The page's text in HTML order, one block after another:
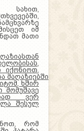
იმ
მათი
იქონიოთ,
მაღაზიებში
ხშირ
მომუშავე
ვერ
შესულ
რომ